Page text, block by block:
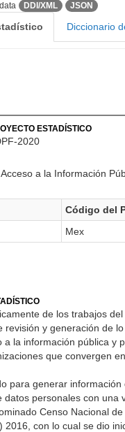
DDI/XML JSON
Diccionario
ESTADÍSTICO
2020
a la Información
Código del
Mex
de los trabajos
revisión y generación de
la información pública y
que convergen
para generar
datos personales con
Censo Nacional
2016, con lo cual se dio